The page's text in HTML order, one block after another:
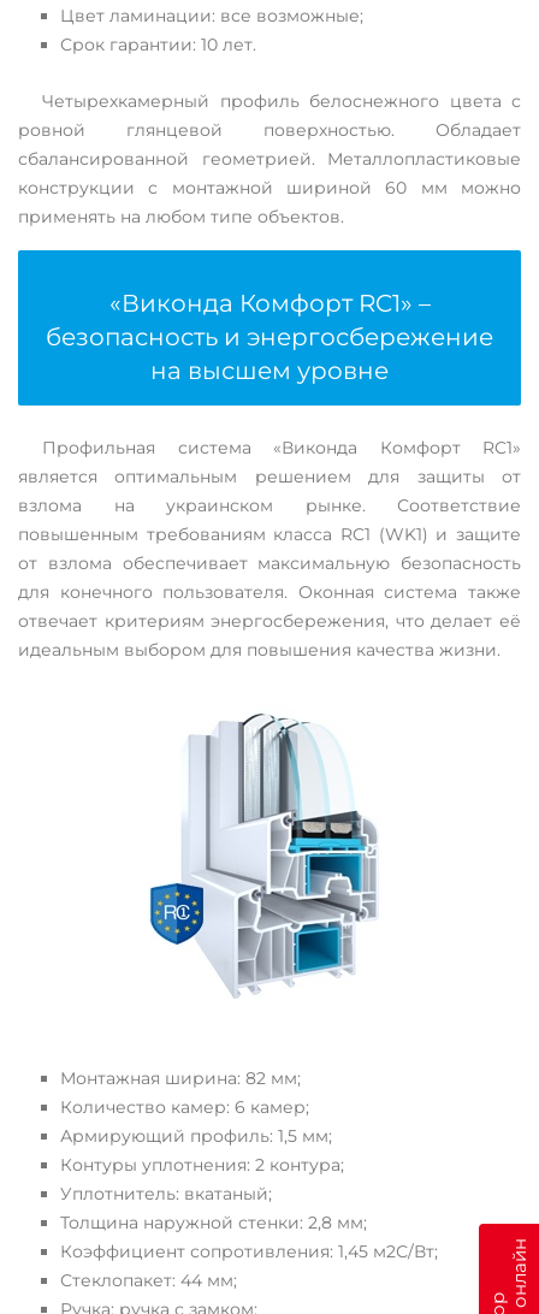
Цвет ламинации: все возможные;
Срок гарантии: 10 лет.
Четырехкамерный профиль белоснежного цвета с
ровной глянцевой поверхностью. Обладает
сбалансированной геометрией. Металлопластиковые
конструкции с монтажной шириной 60 мм можно
применять на любом типе объектов.
«Виконда Комфорт RC1» –
безопасность и энергосбережение
на высшем уровне
Профильная система «Виконда Комфорт RC1»
является оптимальным решением для защиты от
взлома на украинском рынке. Соответствие
повышенным требованиям класса RC1 (WK1) и защите
от взлома обеспечивает максимальную безопасность
для конечного пользователя. Оконная система также
отвечает критериям энергосбережения, что делает её
идеальным выбором для повышения качества жизни.
Монтажная ширина: 82 мм;
Количество камер: 6 камер;
Армирующий профиль: 1,5 мм;
Контуры уплотнения: 2 контура;
Уплотнитель: вкатаный;
Толщина наружной стенки: 2,8 мм;
Коэффициент сопротивления: 1,45 м2С/Вт;
Стеклопакет: 44 мм;
Ручка: ручка с замком;